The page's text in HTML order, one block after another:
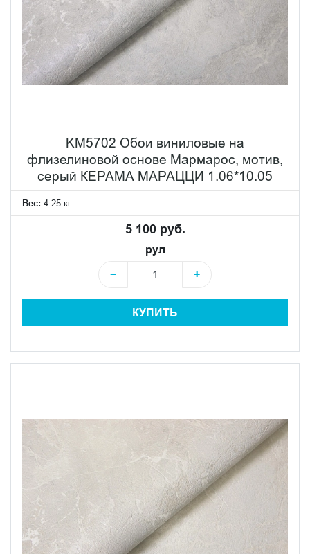
KM5702 Обои виниловые на
флизелиновой основе Мармарос, мотив,
серый КЕРАМА МАРАЦЦИ 1.06*10.05
Вес: 4.25 кг
5 100 руб.
рул
−
+
КУПИТЬ